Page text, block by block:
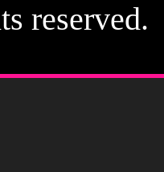
reserved.